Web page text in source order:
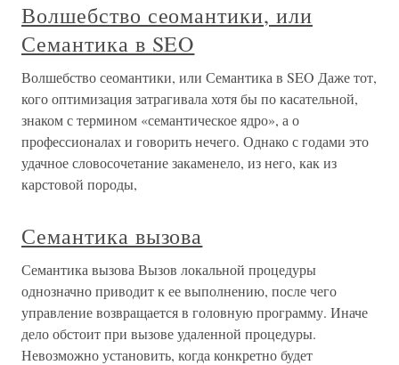
Волшебство сеомантики, или
Семантика в SEO
Волшебство сеомантики, или Семантика в SEO Даже тот,
кого оптимизация затрагивала хотя бы по касательной,
знаком с термином «семантическое ядро», а о
профессионалах и говорить нечего. Однако с годами это
удачное словосочетание закаменело, из него, как из
карстовой породы,
Семантика вызова
Семантика вызова Вызов локальной процедуры
однозначно приводит к ее выполнению, после чего
управление возвращается в головную программу. Иначе
дело обстоит при вызове удаленной процедуры.
Невозможно установить, когда конкретно будет